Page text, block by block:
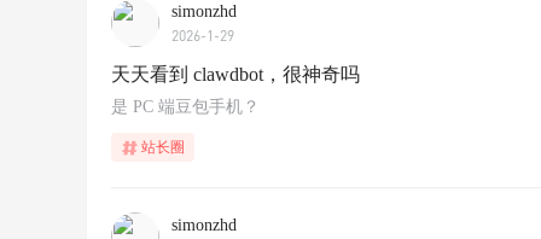
simonzhd
2026-1-29
天天看到 clawdbot，很神奇吗
是 PC 端豆包手机？
站长圈
simonzhd